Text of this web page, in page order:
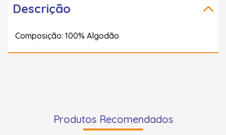
Descrição
Composição: 100% Algodão
Produtos Recomendados